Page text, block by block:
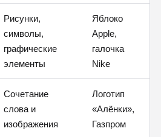
Рисунки,
символы,
графические
элементы
Яблоко
Apple,
галочка
Nike
Сочетание
слова и
изображения
Логотип
«Алёнки»,
Газпром